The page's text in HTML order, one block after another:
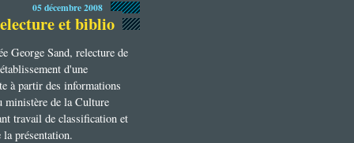
05 décembre 2008
et biblio
George Sand, relecture de
d'une
à partir des informations
ministère de la Culture
travail de classification et
présentation.